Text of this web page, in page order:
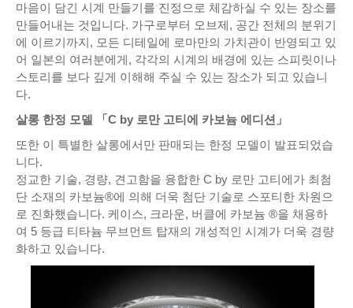
마음이 담긴 시계 만들기를 진정으로 체감하실 수 있는 장소를
만들어내는 것입니다. 가구로부터 오브제, 공간 전체의 분위기
에 이르기까지, 모든 디테일에 로마만의 가치관이 반영되고 있
어 일본의 여러분에게, 각각의 시계의 배경에 있는 스피릿이나
스토리를 보다 깊게 이해해 주실 수 있는 장소가 되고 있습니
다.
살롱 한정 모델 「C by 로만 고티에 카보늄 에디션」
또한 이 특별한 살롱에서만 판매되는 한정 모델이 발표되었습
니다.
정교한 기술, 경량, 견고함을 융합한 C by 로만 고티에가 최첨
단 소재의 카보늄®에 의해 더욱 첨단 기술로 스포티한 차원으
로 진화했습니다. 케이스, 크라운, 버클에 카보늄 ®을 채용하
여 5 등급 티타늄 무브먼트 탑재의 개성적인 시계가 더욱 경량
화하고 있습니다.